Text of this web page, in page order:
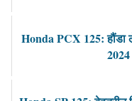
Honda PCX 125: हौंडा
2024